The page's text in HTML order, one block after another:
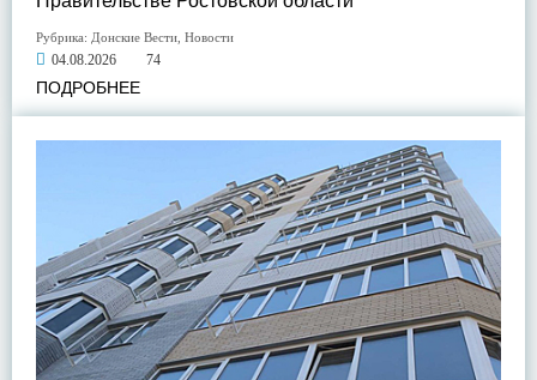
Рубрика: Донские Вести Новости
04.08.2026 74
ПОДРОБНЕЕ